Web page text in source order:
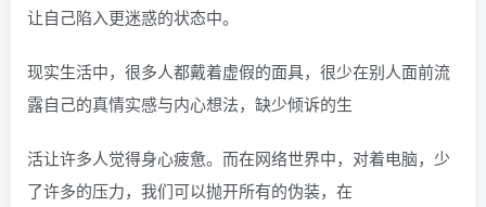
让自己陷入更迷惑的状态中。
现实生活中，很多人都戴着虚假的面具，很少在别人面前流
露自己的真情实感与内心想法，缺少倾诉的生
活让许多人觉得身心疲惫。而在网络世界中，对着电脑，少
了许多的压力，我们可以抛开所有的伪装，在